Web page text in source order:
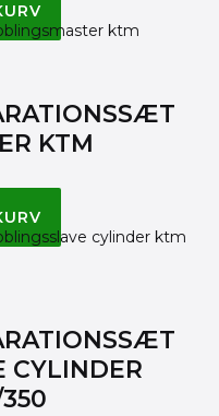
KTM
CYLINDER